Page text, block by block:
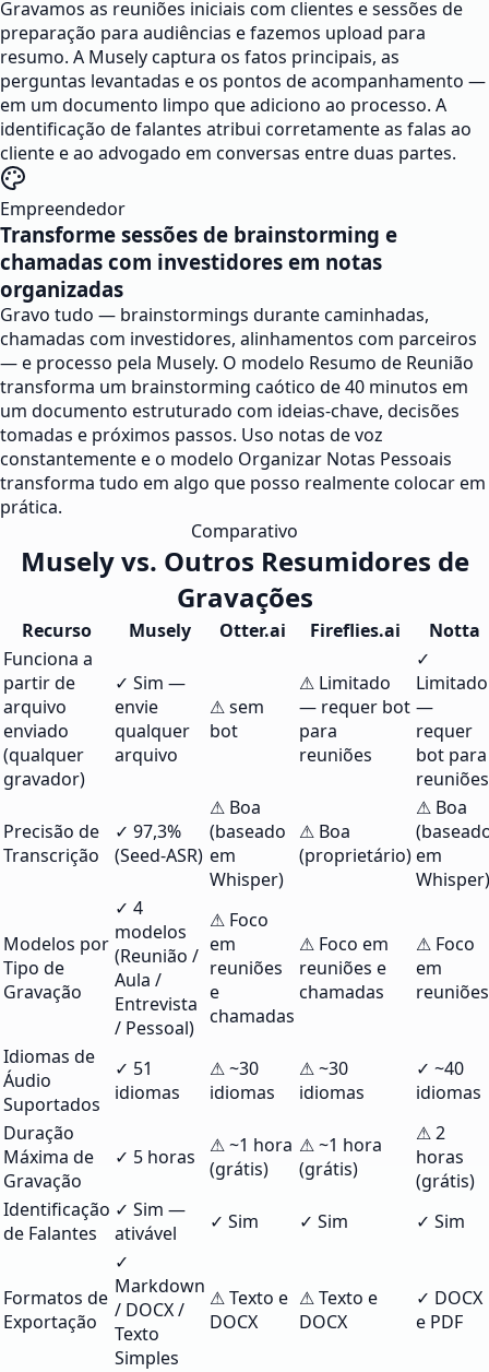
Gravamos as reuniões iniciais com clientes e sessões de
preparação para audiências e fazemos upload para
resumo. A Musely captura os fatos principais, as
perguntas levantadas e os pontos de acompanhamento —
em um documento limpo que adiciono ao processo. A
identificação de falantes atribui corretamente as falas ao
cliente e ao advogado em conversas entre duas partes.
Empreendedor
Transforme sessões de brainstorming e
chamadas com investidores em notas
organizadas
Gravo tudo — brainstormings durante caminhadas,
chamadas com investidores, alinhamentos com parceiros
— e processo pela Musely. O modelo Resumo de Reunião
transforma um brainstorming caótico de 40 minutos em
um documento estruturado com ideias-chave, decisões
tomadas e próximos passos. Uso notas de voz
constantemente e o modelo Organizar Notas Pessoais
transforma tudo em algo que posso realmente colocar em
prática.
Comparativo
Musely vs. Outros Resumidores de
Gravações
Recurso Musely Otter.ai Fireflies.ai
Notta
Funciona a
partir de
arquivo
enviado
(qualquer
gravador)
✓ Sim —
envie
qualquer
arquivo
⚠ sem
bot
⚠ Limitado
— requer bot
para
reuniões
✓
Limitado
—
requer
bot para
reuniões
Precisão de
Transcrição
✓ 97,3%
(Seed-ASR)
⚠ Boa
(baseado
em
Whisper)
⚠ Boa
(proprietário)
⚠ Boa
em
Whisper)
Modelos por
Tipo de
Gravação
✓ 4
modelos
(Reunião /
Aula /
Entrevista
/ Pessoal)
⚠ Foco
em
reuniões
e
chamadas
⚠ Foco em
reuniões e
chamadas
⚠ Foco
em
reuniões
Idiomas de
Áudio
Suportados
✓ 51
idiomas
⚠ ~30
idiomas
⚠ ~30
idiomas
✓ ~40
idiomas
Duração
Máxima de
Gravação
✓ 5 horas
⚠ ~1 hora
(grátis)
⚠ ~1 hora
(grátis)
⚠ 2
horas
(grátis)
Identificação
de Falantes
✓ Sim —
ativável
✓ Sim ✓ Sim ✓ Sim
Formatos de
Exportação
✓
Markdown
/ DOCX /
Texto
Simples
⚠ Texto e
DOCX
⚠ Texto e
DOCX
✓ DOCX
e PDF